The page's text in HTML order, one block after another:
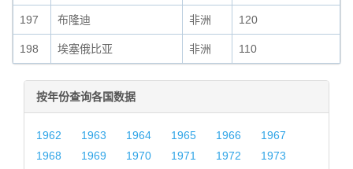
197 布隆迪 非洲 120
198 埃塞俄比亚 非洲 110
按年份查询各国数据
1962 1963 1964 1965 1966
1967
1968
1969 1970 1971 1972
1973